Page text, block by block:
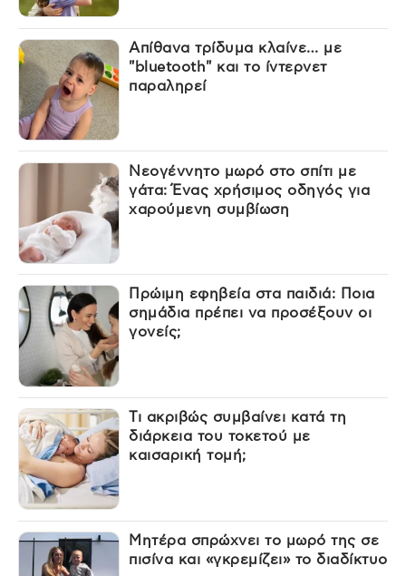
Απίθανα τρίδυμα κλαίνε… με
"bluetooth" και το ίντερνετ
παραληρεί
Νεογέννητο μωρό στο σπίτι με
γάτα: Ένας χρήσιμος οδηγός για
χαρούμενη συμβίωση
Πρώιμη εφηβεία στα παιδιά: Ποια
σημάδια πρέπει να προσέξουν οι
γονείς;
Τι ακριβώς συμβαίνει κατά τη
διάρκεια του τοκετού με
καισαρική τομή;
Μητέρα σπρώχνει το μωρό της σε
πισίνα και «γκρεμίζει» το διαδίκτυο